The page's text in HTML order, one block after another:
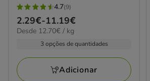
4.7
estrelas
com
avaliações
4.7(9)
Preço
de
11.19€
2.29€-11.19€
12.70€
Desde 12.70€ / kg
3 opções de quantidades
Adicionar